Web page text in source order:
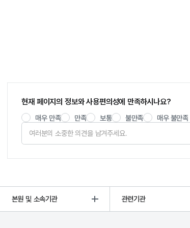
현재 페이지의 정보와 사용편의성에 만족하시나요?
매우 만족 만족 보통 불만족 매우 불만족
본원 및 소속기관 관련기관